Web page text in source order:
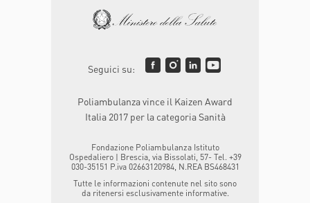
Seguici su:
Poliambulanza vince il Kaizen Award
Italia 2017 per la categoria Sanità
Fondazione Poliambulanza Istituto
Ospedaliero | Brescia, via Bissolati, 57- Tel. +39
030-35151 P.iva 02663120984, N.REA BS468431
Tutte le informazioni contenute nel sito sono
da ritenersi esclusivamente informative.